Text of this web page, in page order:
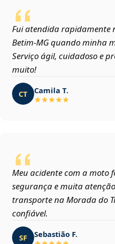
Fui atendida rapidamente
Betim‑MG quando minha
Serviço ágil, cuidadoso e
muito!
CT Camila T.
Meu acidente com a moto
segurança e muita
transporte na Morada do
confiável.
SF Sebastião F.